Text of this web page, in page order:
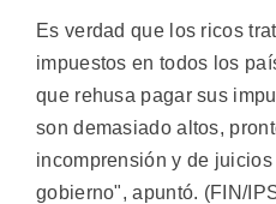
Es verdad que los ricos
impuestos en todos los
que rehusa pagar sus
son demasiado altos,
incomprensión y de
gobierno", apuntó. (FIN/